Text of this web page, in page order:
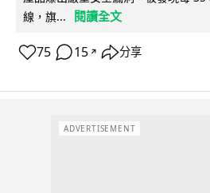
線，旗...
閱讀全文
75 15 ↗ 分享
ADVERTISEMENT